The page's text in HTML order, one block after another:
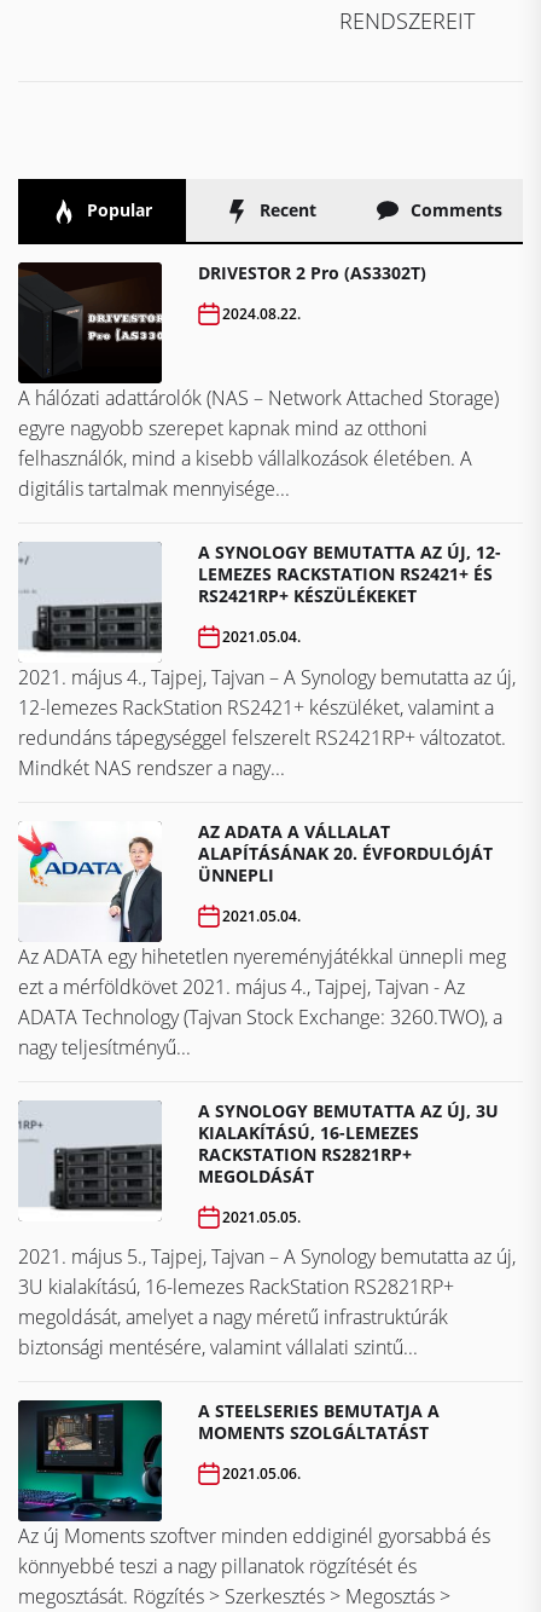
RENDSZEREIT
Popular Recent Comments
DRIVESTOR 2 Pro (AS3302T)
2024.08.22.
A hálózati adattárolók (NAS – Network Attached Storage)
egyre nagyobb szerepet kapnak mind az otthoni
felhasználók, mind a kisebb vállalkozások életében. A
digitális tartalmak mennyisége...
A SYNOLOGY BEMUTATTA AZ ÚJ, 12-
LEMEZES RACKSTATION RS2421+ ÉS
RS2421RP+ KÉSZÜLÉKEKET
2021.05.04.
2021. május 4., Tajpej, Tajvan – A Synology bemutatta az új,
12-lemezes RackStation RS2421+ készüléket, valamint a
redundáns tápegységgel felszerelt RS2421RP+ változatot.
Mindkét NAS rendszer a nagy...
AZ ADATA A VÁLLALAT
ALAPÍTÁSÁNAK 20. ÉVFORDULÓJÁT
ÜNNEPLI
2021.05.04.
Az ADATA egy hihetetlen nyereményjátékkal ünnepli meg
ezt a mérföldkövet ​​​​​​​2021. május 4., Tajpej, Tajvan - Az
ADATA Technology (Tajvan Stock Exchange: 3260.TWO), a
nagy teljesítményű...
A SYNOLOGY BEMUTATTA AZ ÚJ, 3U
KIALAKÍTÁSÚ, 16-LEMEZES
RACKSTATION RS2821RP+
MEGOLDÁSÁT
2021.05.05.
2021. május 5., Tajpej, Tajvan – A Synology bemutatta az új,
3U kialakítású, 16-lemezes RackStation RS2821RP+
megoldását, amelyet a nagy méretű infrastruktúrák
biztonsági mentésére, valamint vállalati szintű...
A STEELSERIES BEMUTATJA A
MOMENTS SZOLGÁLTATÁST
2021.05.06.
Az új Moments szoftver minden eddiginél gyorsabbá és
könnyebbé teszi a nagy pillanatok rögzítését és
megosztását. Rögzítés > Szerkesztés > Megosztás >